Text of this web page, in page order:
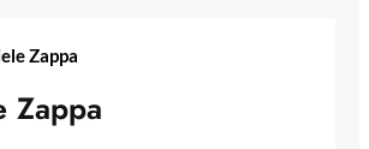
Zappa
Zappa